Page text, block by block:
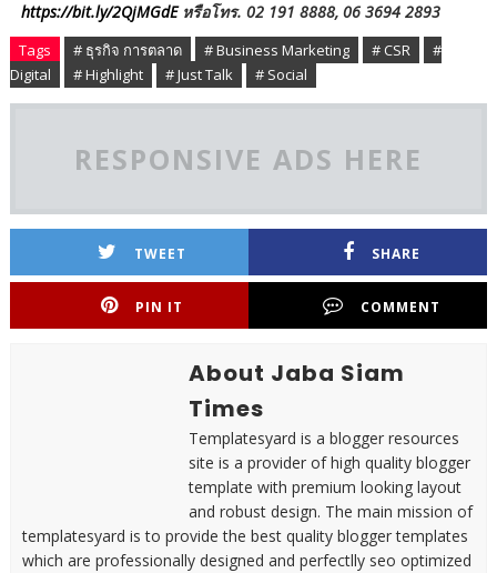
https://bit.ly/2QjMGdEหรือโทร. 02 191 8888, 06 3694 2893
Tags # ธุรกิจ การตลาด # Business Marketing # CSR
#
Digital
# Highlight # Just Talk # Social
RESPONSIVE ADS HERE
TWEET SHARE
PIN IT COMMENT
About Jaba Siam
Times
Templatesyard is a blogger resources
site is a provider of high quality blogger
template with premium looking layout
and robust design. The main mission of
templatesyard is to provide the best quality blogger templates
which are professionally designed and perfectlly seo optimized